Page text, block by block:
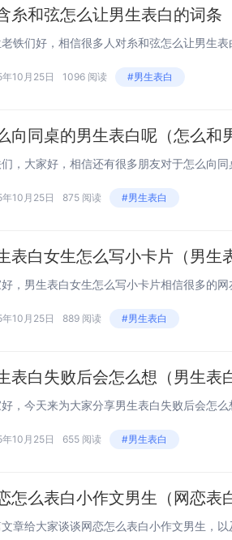
糸和弦怎么让男生表白的词条
10月25日 1096 阅读 #男生表白
向同桌的男生表白呢（怎么和
10月25日 875 阅读 #男生表白
表白女生怎么写小卡片（男生
10月25日 889 阅读 #男生表白
表白失败后会怎么想（男生表
10月25日 655 阅读 #男生表白
怎么表白小作文男生（网恋表